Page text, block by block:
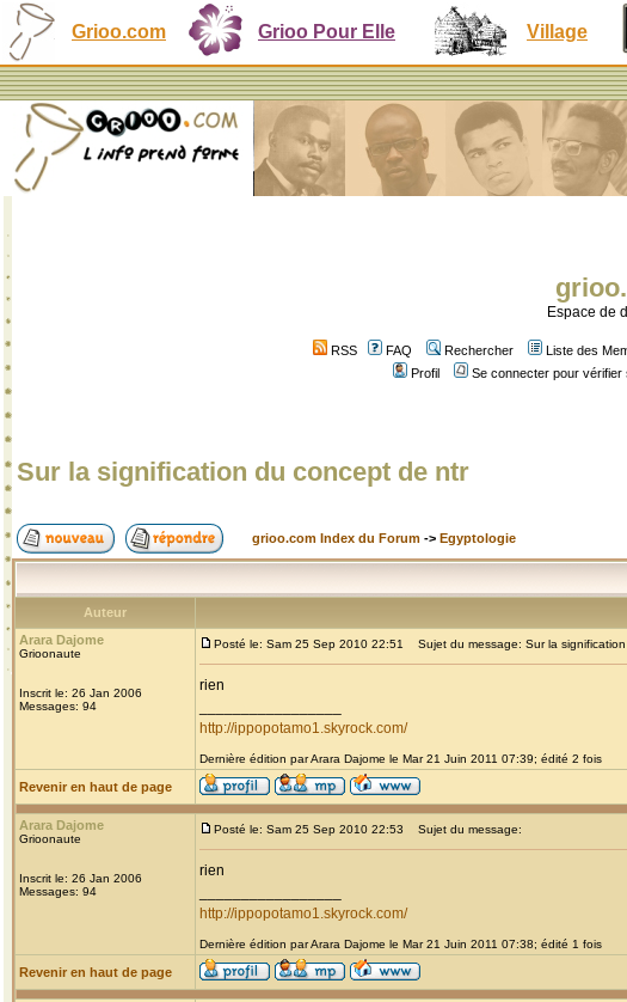
Grioo.com Grioo Pour Elle Village
Espace de
RSS FAQ Rechercher Liste des
Profil
Se connecter pour
Sur la signification du concept de ntr
grioo.com Index du Forum -> Egyptologie
Auteur
Arara Dajome
Grioonaute
Inscrit le: 26 Jan 2006
Messages: 94
Posté le: Sam 25 Sep 2010 22:51 Sujet du message: Sur la
rien
http://ippopotamo1.skyrock.com/
Dernière édition par Arara Dajome le Mar 21 Juin 2011 07:39; édité 2 fois
Revenir en haut de page
Arara Dajome
Grioonaute
Inscrit le: 26 Jan 2006
Messages: 94
Posté le: Sam 25 Sep 2010 22:53 Sujet du message:
rien
http://ippopotamo1.skyrock.com/
Dernière édition par Arara Dajome le Mar 21 Juin 2011 07:38; édité 1 fois
Revenir en haut de page